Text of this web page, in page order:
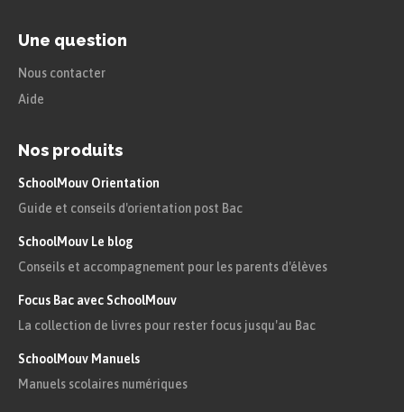
Une question
Nous contacter
Aide
Nos produits
SchoolMouv Orientation
Guide et conseils d'orientation post Bac
SchoolMouv Le blog
Conseils et accompagnement pour les parents d'élèves
Focus Bac avec SchoolMouv
La collection de livres pour rester focus jusqu'au Bac
SchoolMouv Manuels
Manuels scolaires numériques